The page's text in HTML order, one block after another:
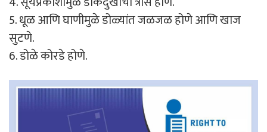
5. धूळ आणि घाणीमुळे डोळ्यांत जळजळ होणे आणि खाज
सुटणे.
6. डोळे कोरडे होणे.